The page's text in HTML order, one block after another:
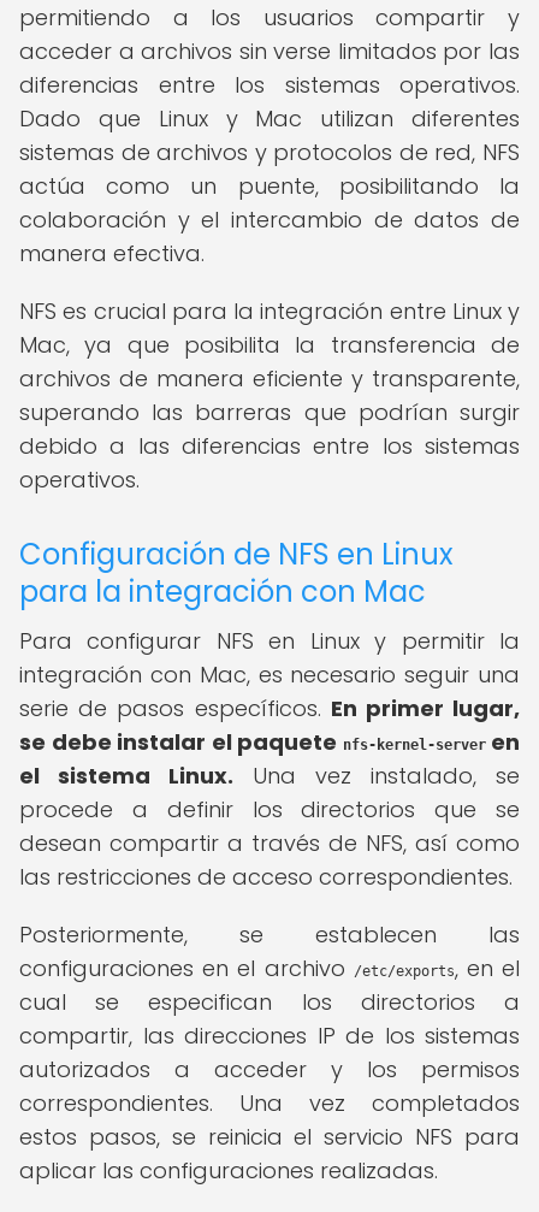
permitiendo a los usuarios compartir y
acceder a archivos sin verse limitados por las
diferencias entre los sistemas operativos.
Dado que Linux y Mac utilizan diferentes
sistemas de archivos y protocolos de red, NFS
actúa como un puente, posibilitando la
colaboración y el intercambio de datos de
manera efectiva.
NFS es crucial para la integración entre Linux y
Mac, ya que posibilita la transferencia de
archivos de manera eficiente y transparente,
superando las barreras que podrían surgir
debido a las diferencias entre los sistemas
operativos.
Configuración de NFS en Linux
para la integración con Mac
Para configurar NFS en Linux y permitir la
integración con Mac, es necesario seguir una
serie de pasos específicos. En primer lugar,
se debe instalar el paquete nfs-kernel-serveren
el sistema Linux. Una vez instalado, se
procede a definir los directorios que se
desean compartir a través de NFS, así como
las restricciones de acceso correspondientes.
Posteriormente, se establecen las
configuraciones en el archivo
/etc/exports, en el
cual se especifican los directorios a
compartir, las direcciones IP de los sistemas
autorizados a acceder y los permisos
correspondientes. Una vez completados
estos pasos, se reinicia el servicio NFS para
aplicar las configuraciones realizadas.